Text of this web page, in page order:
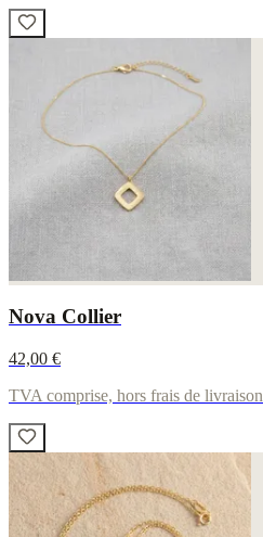
Nova Collier
42,00 €
TVA comprise, hors frais de livraison